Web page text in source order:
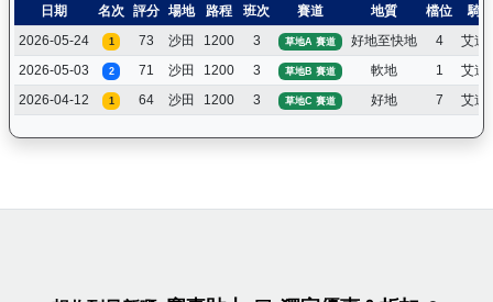
日期 名次 評分 場地 路程 班次 賽道 地質 檔位
騎師
2026-05-24
1 73 沙田 1200 3 草地A 賽道 好地至快地 4
艾道
2026-05-03
2 71 沙田 1200 3 草地B 賽道 軟地 1
艾道
2026-04-12
1 64 沙田 1200 3 草地C 賽道 好地 7 艾道